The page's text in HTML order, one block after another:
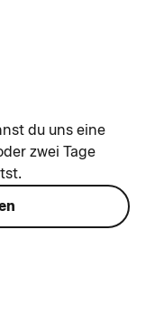
du uns eine
zwei Tage